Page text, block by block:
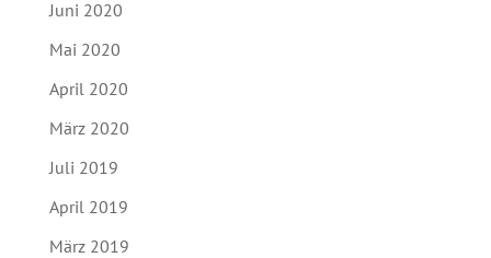
Juni 2020
Mai 2020
April 2020
März 2020
Juli 2019
April 2019
März 2019